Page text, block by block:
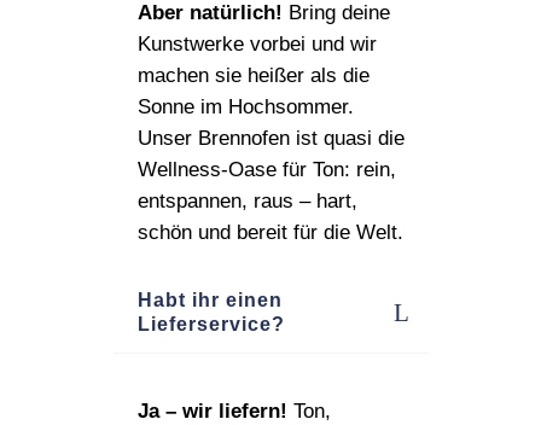
Aber natürlich! Bring deine
Kunstwerke vorbei und wir
machen sie heißer als die
Sonne im Hochsommer.
Unser Brennofen ist quasi die
Wellness‑Oase für Ton: rein,
entspannen, raus – hart,
schön und bereit für die Welt.
Habt ihr einen
Lieferservice?
Ja – wir liefern! Ton,